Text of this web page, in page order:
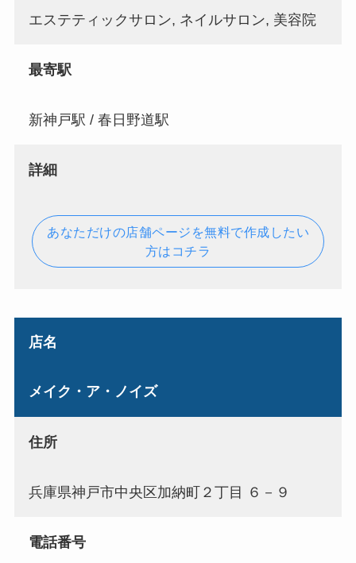
エステティックサロン, ネイルサロン, 美容院
最寄駅
新神戸駅 / 春日野道駅
詳細
あなただけの店舗ページを無料で作成したい
方はコチラ
店名
メイク・ア・ノイズ
住所
兵庫県神戸市中央区加納町２丁目 ６－９
電話番号